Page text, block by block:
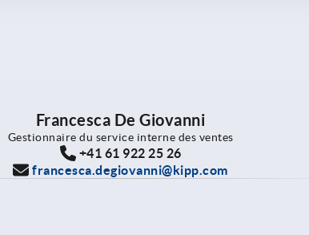
Francesca De Giovanni
Gestionnaire du service interne des ventes
+41 61 922 25 26
francesca.degiovanni@kipp.com